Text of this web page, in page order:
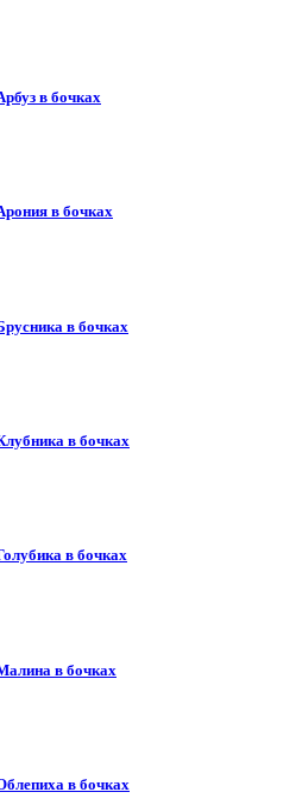
в бочках
в бочках
в бочках
в бочках
в бочках
в бочках
в бочках